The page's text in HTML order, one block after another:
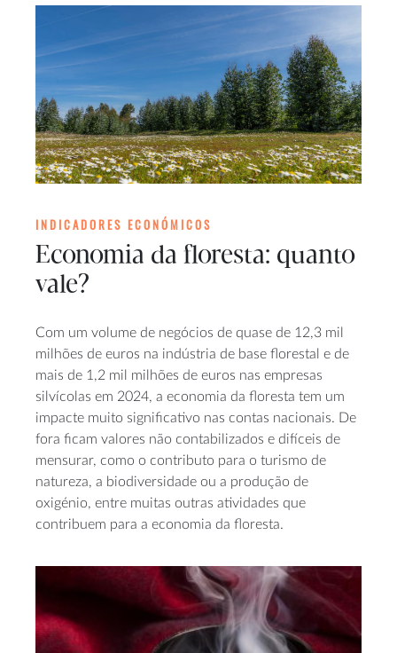
INDICADORES ECONÓMICOS
Economia da floresta: quanto
vale?
Com um volume de negócios de quase de 12,3 mil
milhões de euros na indústria de base florestal e de
mais de 1,2 mil milhões de euros nas empresas
silvícolas em 2024, a economia da floresta tem um
impacte muito significativo nas contas nacionais. De
fora ficam valores não contabilizados e difíceis de
mensurar, como o contributo para o turismo de
natureza, a biodiversidade ou a produção de
oxigénio, entre muitas outras atividades que
contribuem para a economia da floresta.